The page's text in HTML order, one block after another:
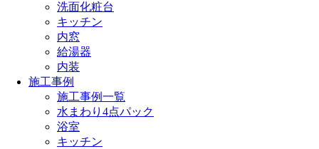
洗面化粧台
キッチン
内窓
給湯器
内装
施工事例
施工事例一覧
水まわり4点パック
浴室
キッチン